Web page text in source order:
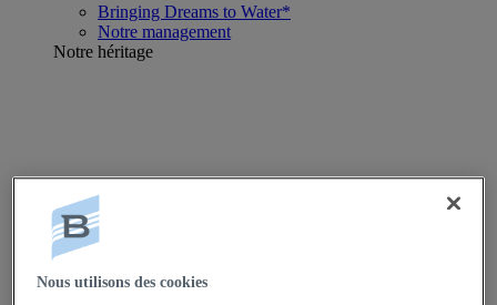
Bringing Dreams to Water*
Notre management
Notre héritage
Nous utilisons des cookies